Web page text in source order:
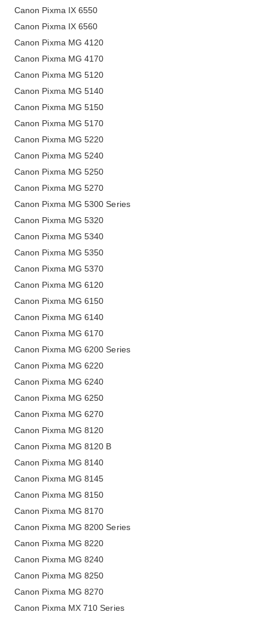
Canon Pixma IX 6550
Canon Pixma IX 6560
Canon Pixma MG 4120
Canon Pixma MG 4170
Canon Pixma MG 5120
Canon Pixma MG 5140
Canon Pixma MG 5150
Canon Pixma MG 5170
Canon Pixma MG 5220
Canon Pixma MG 5240
Canon Pixma MG 5250
Canon Pixma MG 5270
Canon Pixma MG 5300 Series
Canon Pixma MG 5320
Canon Pixma MG 5340
Canon Pixma MG 5350
Canon Pixma MG 5370
Canon Pixma MG 6120
Canon Pixma MG 6150
Canon Pixma MG 6140
Canon Pixma MG 6170
Canon Pixma MG 6200 Series
Canon Pixma MG 6220
Canon Pixma MG 6240
Canon Pixma MG 6250
Canon Pixma MG 6270
Canon Pixma MG 8120
Canon Pixma MG 8120 B
Canon Pixma MG 8140
Canon Pixma MG 8145
Canon Pixma MG 8150
Canon Pixma MG 8170
Canon Pixma MG 8200 Series
Canon Pixma MG 8220
Canon Pixma MG 8240
Canon Pixma MG 8250
Canon Pixma MG 8270
Canon Pixma MX 710 Series